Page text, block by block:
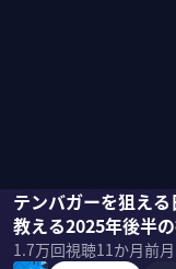
テンバガーを狙え
教える2025年後半
1.7万回視聴11か月前
瀧澤信木野内栄治柴